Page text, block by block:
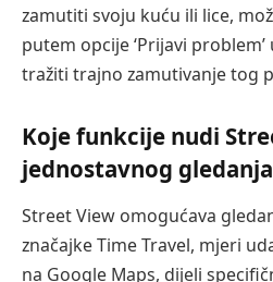
zamutiti svoju kuću ili lice,
putem opcije ‘Prijavi
tražiti trajno zamutivanje tog
Koje funkcije nudi
jednostavnog
Street View omogućava
značajke Time Travel, mjeri
na Google Maps, dijeli